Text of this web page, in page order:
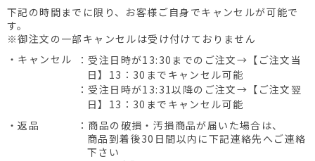
下記の時間までに限り、お客様ご自身でキャンセルが可能で
す。
※御注文の一部キャンセルは受け付けておりません
・キャンセル
：受注日時が13:30までのご注文→【ご注文当
日】13：30までキャンセル可能
：受注日時が13:31以降のご注文→【ご注文翌
日】13：30までキャンセル可能
・返品
：商品の破損・汚損商品が届いた場合は、
商品到着後30日間以内に下記連絡先へご連絡
下さい